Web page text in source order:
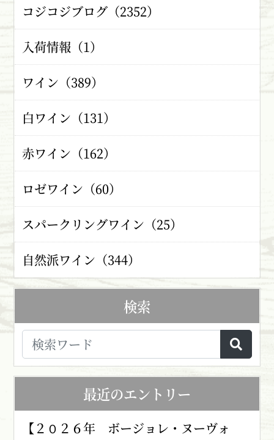
コジコジブログ（2352）
入荷情報（1）
ワイン（389）
白ワイン（131）
赤ワイン（162）
ロゼワイン（60）
スパークリングワイン（25）
自然派ワイン（344）
検索
最近のエントリー
【２０２６年 ボージョレ・ヌーヴォ